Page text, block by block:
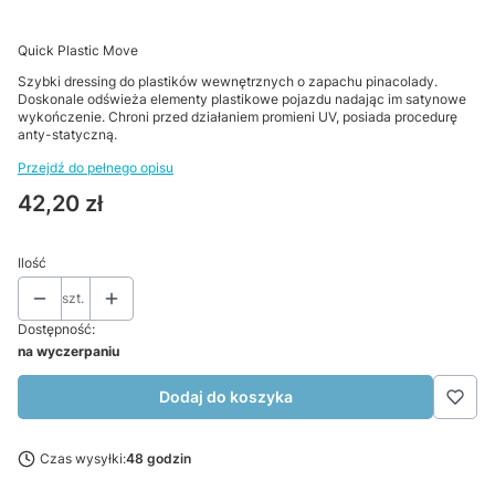
Quick Plastic Move
Szybki dressing do plastików wewnętrznych o zapachu pinacolady.
Doskonale odświeża elementy plastikowe pojazdu nadając im satynowe
wykończenie. Chroni przed działaniem promieni UV, posiada procedurę
anty-statyczną.
Przejdź do pełnego opisu
Cena
42,20 zł
Ilość
szt.
Dostępność:
na wyczerpaniu
Dodaj do koszyka
Czas wysyłki:48 godzin